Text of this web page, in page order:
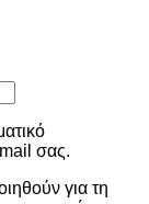
σας.
για τη